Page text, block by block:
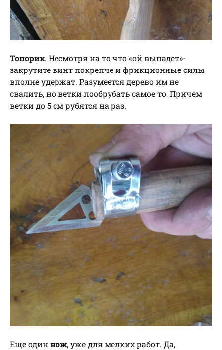
Топорик. Несмотря на то что «ой выпадет»-
закрутите винт покрепче и фрикционные силы
вполне удержат. Разумеется дерево им не
свалить, но ветки пообрубать самое то. Причем
ветки до 5 см рубятся на раз.
Еще один нож, уже для мелких работ. Да,